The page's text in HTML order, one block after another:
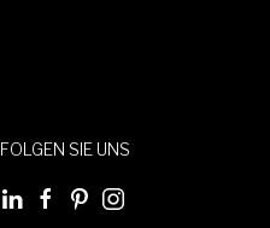
FOLGEN SIE UNS